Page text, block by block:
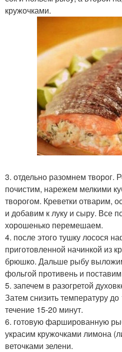
кружочками.
3. отдельно разомнем творог.
почистим, нарежем мелкими
творогом. Креветки отварим,
и добавим к луку и сыру. Все
хорошенько перемешаем.
4. после этого тушку лосося
приготовленной начинкой из
брюшко. Дальше рыбу
фольгой противень и
5. запечем в разогретой
Затем снизить температуру
течение 15-20 минут.
6. готовую фаршированную
украсим кружочками лимона
веточками зелени.